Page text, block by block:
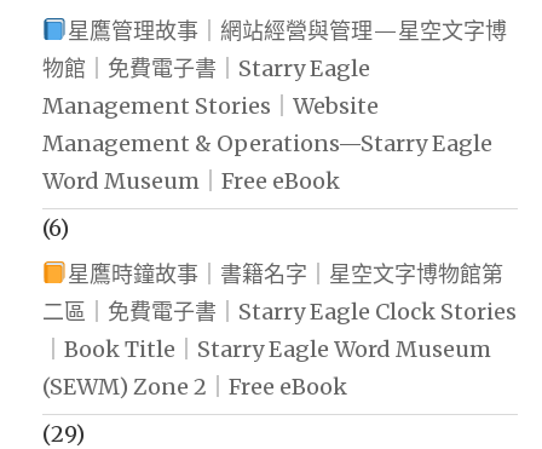
星鷹管理故事｜網站經營與管理—星空文字博
物館｜免費電子書｜Starry Eagle
Management Stories｜Website
Management & Operations—Starry Eagle
Word Museum｜Free eBook
(6)
星鷹時鐘故事｜書籍名字｜星空文字博物館第
二區｜免費電子書｜Starry Eagle Clock Stories
｜Book Title｜Starry Eagle Word Museum
(SEWM) Zone 2｜Free eBook
(29)